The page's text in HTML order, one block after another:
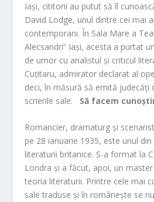
Iași, cititorii au putut să îl
David Lodge, unul dintre cei mai
contemporani. În Sala Mare a
Alecsandri” Iași, acesta a purtat
de umor cu analistul și criticul
Cuțitaru, admirator declarat al
deci, în măsură să emită judecăți
scrierile sale. Să facem
Romancier, dramaturg și
pe 28 ianuarie 1935, este unul
literaturii britanice. S-a format la
Londra și a făcut, apoi, un
teoria literaturii. Printre cele mai
sale traduse și în românește se